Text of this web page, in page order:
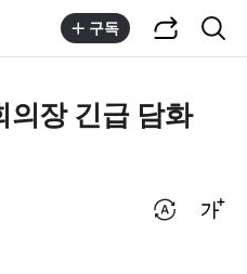
구독
장 긴급 담화